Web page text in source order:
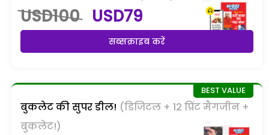
USD100 USD79
सब्सक्राइब करें
बुकलेट की सुपर डील! (डिजिटल + 12 प्रिंट मैगजीन +
बुकलेट!)